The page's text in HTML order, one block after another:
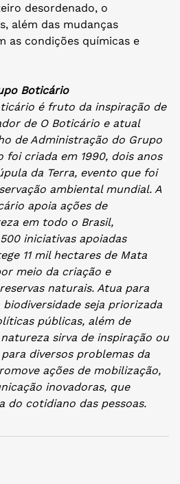
desordenado, o
além das mudanças
as condições químicas e
Boticário
é fruto da inspiração de
de O Boticário e atual
de Administração do Grupo
foi criada em 1990, dois anos
da Terra, evento que foi
ambiental mundial. A
apoia ações de
em todo o Brasil,
iniciativas apoiadas
11 mil hectares de Mata
meio da criação e
naturais. Atua para
seja priorizada
públicas, além de
sirva de inspiração ou
diversos problemas da
ações de mobilização,
inovadoras, que
do cotidiano das pessoas.